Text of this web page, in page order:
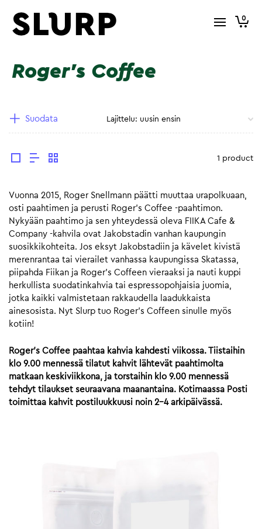
0
Roger's Coffee
Suodata
1 product
Vuonna 2015, Roger Snellmann päätti muuttaa urapolkuaan,
osti paahtimen ja perusti Roger’s Coffee -paahtimon.
Nykyään paahtimo ja sen yhteydessä oleva FIIKA Cafe &
Company -kahvila ovat Jakobstadin vanhan kaupungin
suosikkikohteita. Jos eksyt Jakobstadiin ja kävelet kivistä
merenrantaa tai vierailet vanhassa kaupungissa Skatassa,
piipahda Fiikan ja Roger’s Coffeen vieraaksi ja nauti kuppi
herkullista suodatinkahvia tai espressopohjaisia juomia,
jotka kaikki valmistetaan rakkaudella laadukkaista
ainesosista. Nyt Slurp tuo Roger’s Coffeen sinulle myös
kotiin!
Roger’s Coffee paahtaa kahvia kahdesti viikossa. Tiistaihin
klo 9.00 mennessä tilatut kahvit lähtevät paahtimolta
matkaan keskiviikkona, ja torstaihin klo 9.00 mennessä
tehdyt tilaukset seuraavana maanantaina. Kotimaassa Posti
toimittaa kahvit postiluukkuusi noin 2-4 arkipäivässä.